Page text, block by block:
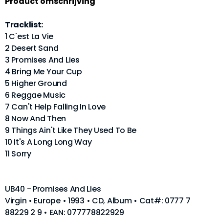
Tracklist:
1 C'est La Vie
2 Desert Sand
3 Promises And Lies
4 Bring Me Your Cup
5 Higher Ground
6 Reggae Music
7 Can't Help Falling In Love
8 Now And Then
9 Things Ain't Like They Used To Be
10 It's A Long Long Way
11 Sorry
UB40 - Promises And Lies
Virgin • Europe • 1993 • CD, Album • Cat#: 0777 7
88229 2 9 • EAN: 077778822929